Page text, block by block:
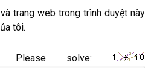
trang web trong trình duyệt này
tôi.
Please solve: